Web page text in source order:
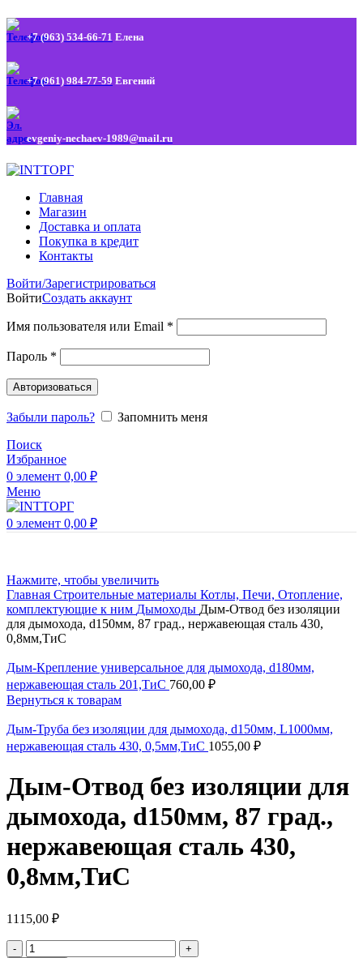
+7 (963) 534-66-71 Елена
+7 (961) 984-77-59 Евгений
evgeniy-nechaev-1989@mail.ru
Главная
Магазин
Доставка и оплата
Покупка в кредит
Контакты
Войти/Зарегистрироваться
ВойтиСоздать аккаунт
Имя пользователя или Email *
Пароль *
Авторизоваться
Забыли пароль?
Запомнить меня
Поиск
Избранное
0 элемент 0,00 ₽
Меню
0 элемент 0,00 ₽
Нажмите, чтобы увеличить
Главная Строительные материалы Котлы, Печи, Отопление,
комплектующие к ним Дымоходы Дым-Отвод без изоляции
для дымохода, d150мм, 87 град., нержавеющая сталь 430,
0,8мм,ТиС
Дым-Крепление универсальное для дымохода, d180мм,
нержавеющая сталь 201,ТиС 760,00 ₽
Вернуться к товарам
Дым-Труба без изоляции для дымохода, d150мм, L1000мм,
нержавеющая сталь 430, 0,5мм,ТиС 1055,00 ₽
Дым-Отвод без изоляции для
дымохода, d150мм, 87 град.,
нержавеющая сталь 430,
0,8мм,ТиС
1115,00 ₽